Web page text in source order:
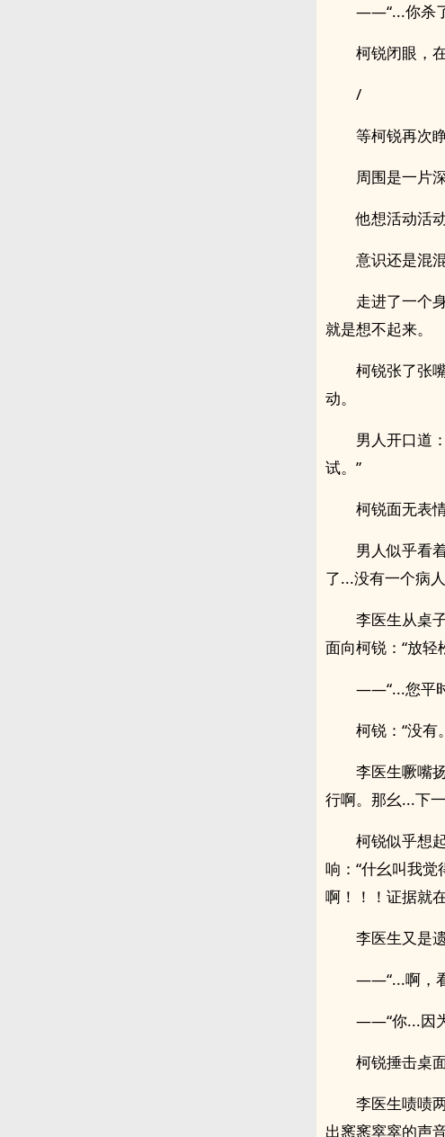
——“...你杀
柯锐闭眼，
/
等柯锐再次
周围是一片
他想活动活
意识还是混
走进了一个
就是想不起来。
柯锐张了张
动。
男人开口道
试。”
柯锐面无表
男人似乎看
了...没有一个病
李医生从桌
面向柯锐：“放
——“...您平
柯锐：“没有
李医生噘嘴
行啊。那幺...下
柯锐似乎想
响：“什幺叫我
啊！！！证据就
李医生又是
——“...啊，
——“你...因
柯锐捶击桌
李医生啧啧
出窸窸窣窣的声